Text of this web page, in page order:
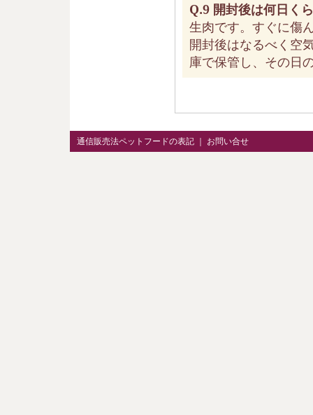
Q.9 開封後は何日く
生肉です。すぐに傷
開封後はなるべく空
庫で保管し、その日
通信販売法ペットフードの表記 お問い合せ